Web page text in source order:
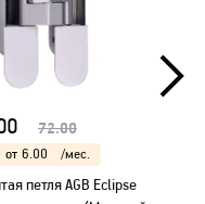
72.00
от 6.00 /мес.
петля AGB Eclipse